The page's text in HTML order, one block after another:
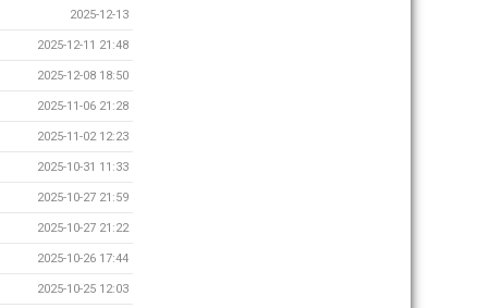
2025-12-13
2025-12-11 21:48
2025-12-08 18:50
2025-11-06 21:28
2025-11-02 12:23
2025-10-31 11:33
2025-10-27 21:59
2025-10-27 21:22
2025-10-26 17:44
2025-10-25 12:03